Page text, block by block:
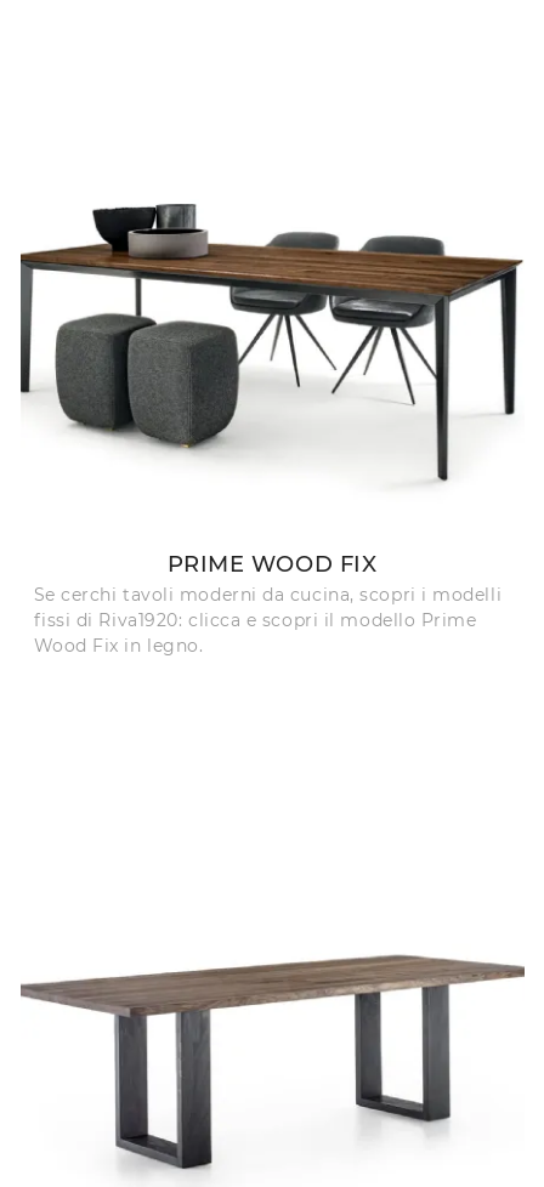
PRIME WOOD FIX
Se cerchi tavoli moderni da cucina, scopri i modelli
fissi di Riva1920: clicca e scopri il modello Prime
Wood Fix in legno.